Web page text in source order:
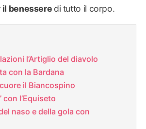
il benessere di tutto il corpo.
l’Artiglio del diavolo
con la Bardana
cuore il Biancospino
con l’Equiseto
naso e della gola con